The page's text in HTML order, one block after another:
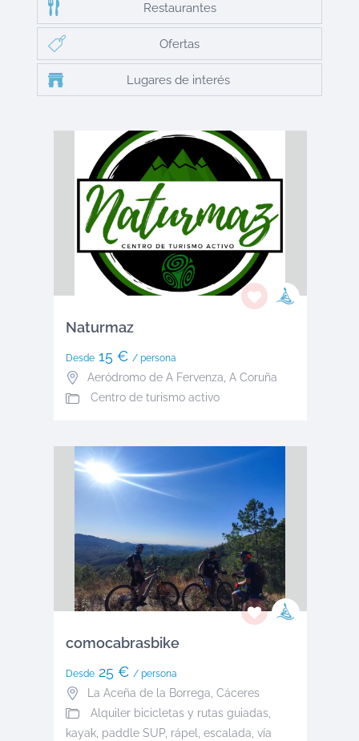
Restaurantes
Ofertas
Lugares de interés
Naturmaz
Desde15 € / persona
Aeródromo de A Fervenza A Coruña
Centro de turismo activo
comocabrasbike
Desde25 € / persona
La Aceña de la Borrega Cáceres
Alquiler bicicletas y rutas guiadas,
kayak, paddle SUP, rápel, escalada, vía